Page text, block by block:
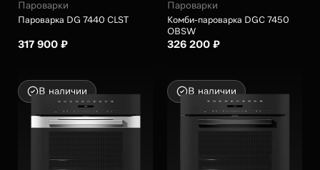
Пароварки
Пароварка DG 7440 CLST
317 900 ₽
Пароварки
Комби-пароварка DGC 7450
OBSW
326 200 ₽
В наличии В наличии